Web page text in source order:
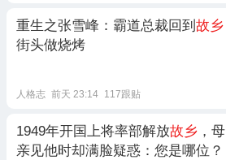
重生之张雪峰：霸道总裁回到 故乡
街头做烧烤
人格志 前天 23:14 117跟贴
1949年开国上将率部解放故乡 ，母
亲见他时却满脸疑惑：您是哪位？